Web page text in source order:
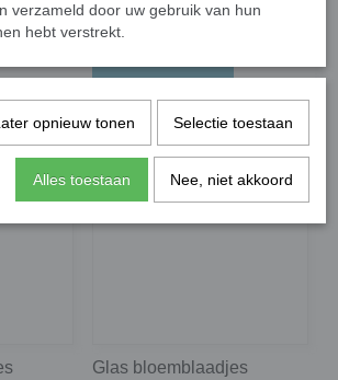
€ 1,74
Glas bloemblaadjes
verzameld door uw gebruik van hun
hebt verstrekt.
opnieuw tonen Selectie toestaan
Alles toestaan Nee, niet akkoord